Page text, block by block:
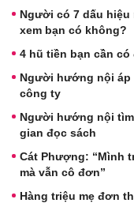
Người có 7 dấu hiệu
xem bạn có không?
4 hũ tiền bạn cần
Người hướng nội áp
công ty
Người hướng nội
gian đọc sách
Cát Phượng: “Mình
mà vẫn cô đơn”
Hàng triệu mẹ đơn